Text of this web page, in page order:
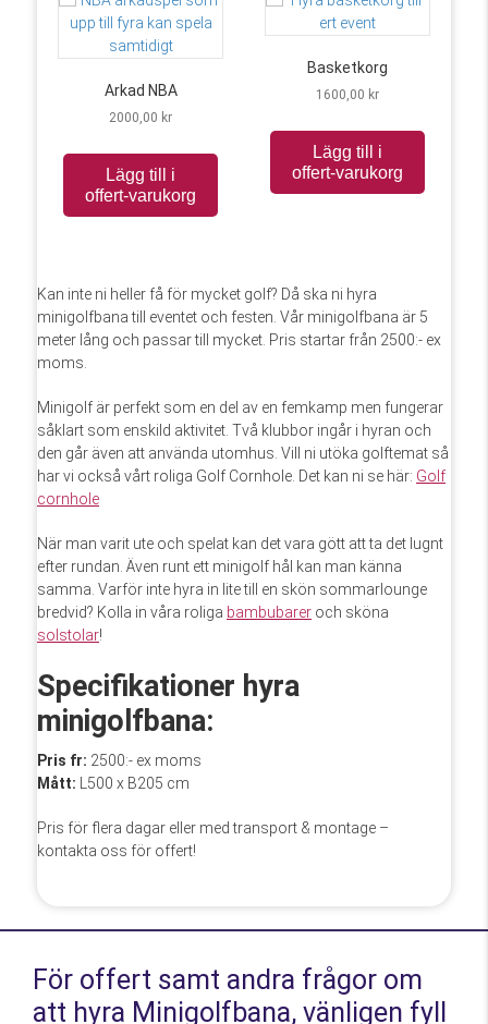
Arkad NBA
2000,00 kr
Lägg till i
offert-varukorg
Basketkorg
1600,00 kr
Lägg till i
offert-varukorg
Kan inte ni heller få för mycket golf? Då ska ni hyra
minigolfbana till eventet och festen. Vår minigolfbana är 5
meter lång och passar till mycket. Pris startar från 2500:- ex
moms.
Minigolf är perfekt som en del av en femkamp men fungerar
såklart som enskild aktivitet. Två klubbor ingår i hyran och
den går även att använda utomhus. Vill ni utöka golftemat så
har vi också vårt roliga Golf Cornhole. Det kan ni se här: Golf
cornhole
När man varit ute och spelat kan det vara gött att ta det lugnt
efter rundan. Även runt ett minigolf hål kan man känna
samma. Varför inte hyra in lite till en skön sommarlounge
bredvid? Kolla in våra roliga bambubarer och sköna
solstolar!
Specifikationer hyra
minigolfbana:
Pris fr: 2500:- ex moms
Mått:
L500 x B205 cm
Pris för flera dagar eller med transport & montage –
kontakta oss för offert!
För offert samt andra frågor om
att hyra Minigolfbana, vänligen fyll